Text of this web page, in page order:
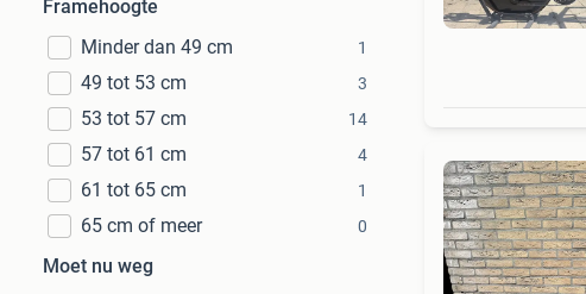
Framehoogte
Minder dan 49 cm
1
49 tot 53 cm 3
53 tot 57 cm 14
57 tot 61 cm 4
61 tot 65 cm 1
65 cm of meer 0
Moet nu weg